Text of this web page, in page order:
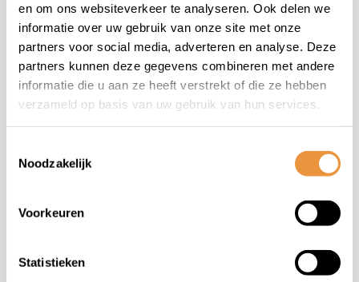
en om ons websiteverkeer te analyseren. Ook delen we
informatie over uw gebruik van onze site met onze
partners voor social media, adverteren en analyse. Deze
partners kunnen deze gegevens combineren met andere
informatie die u aan ze heeft verstrekt of die ze hebben
verzameld op basis van uw gebruik van hun services.
Noodzakelijk
Voorkeuren
Statistieken
Klantenservice
Veelgestelde vragen
+31 78 780 2330
info@artsloten.nl